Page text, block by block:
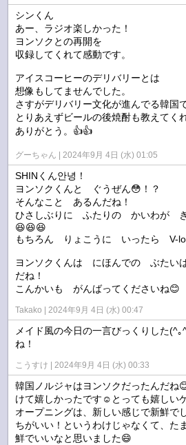
シンくん
あー、ラジオ楽しかった！
ヨンソクとの再開を
収録してくれて感動です。
アイスコーヒーのデリバリーとは
想像もしてませんでした。
さすがデリバリー文化が進んでる韓国
とりあえずビールの後焼酎も教えてく
ありがとう。👍👍
グーちゃん 2024年9月 4日 (水) 01:05
SHINくん안녕！
ヨンソクくんと ぐうぜん😳！？
そんなこと あるんだね！
ひさしぶりに ふたりの かいわが
😆😆😆
もちろん りょこうに いったら V-
ヨンソクくんは にほんでの ぶた
だね！
こんかいも がんばってくださいね😊
Takako 2024年9月 4日 (水) 00:47
メイド風の今日の一言びっくりした(^
ね！
こうすけ 2024年9月 4日 (水) 00:33
韓国ノルジャはヨンソクだったんだね
けて嬉しかったです☺️とっても嬉しい
オープニングは、新しい感じで新鮮で
ちがいい！というわけじゃなくて、た
鮮でいいなと思いました😄